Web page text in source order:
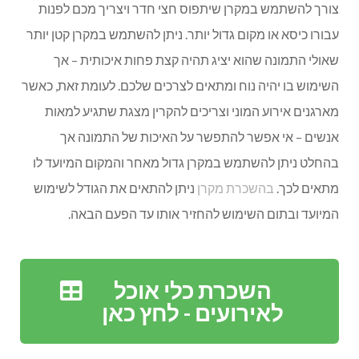
צורך להשתמש במקרן שיתפוס חצי חדר ויצריך מכם לפנות
עבורו כיסא או מקום גדול יותר. ניתן להשתמש במקרן קטן יותר
שאולי התמונה שהוא יציג תהיה קצת פחות איכותית – אך
השימוש בו יהיה נוח ומתאים לצרכים שלכם. לעומת זאת, כאשר
מארגנים אירוע המוני וצריכים להקרין מצגת שתגיע למאות
אנשים – אי אפשר להתפשר על האיכות של התמונה אך
בהחלט ניתן להשתמש במקרן גדול מאחר והמקום המיועד לו
מתאים לכך. בהשכרת מקרן ניתן להתאים את הגודל לשימוש
המיועד ובתום השימוש להחזיר אותו עד הפעם הבאה.
השכרת כלי אוכל
לאירועים - לחץ כאן